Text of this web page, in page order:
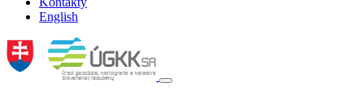
English